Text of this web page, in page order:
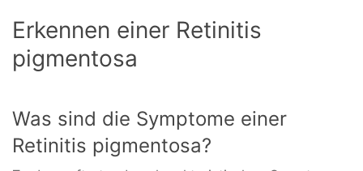
Erkennen einer Retinitis
pigmentosa
Was sind die Symptome einer
Retinitis pigmentosa?